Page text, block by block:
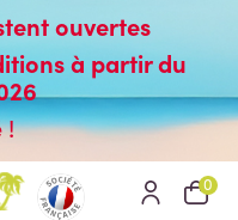
ouvertes
à partir du
!
0